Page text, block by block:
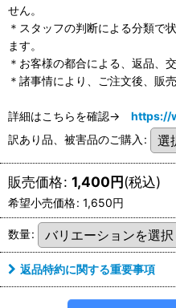
せん。
＊スタッフの判断による分類で
ます。
＊お客様の都合による、返品、
＊諸事情により、ご注文後、販
詳細はこちらを確認→ https://
訳あり品、被害品のご購入 :
販売価格: 1,400円(税込)
希望小売価格: 1,650円
数量:
返品特約に関する重要事項